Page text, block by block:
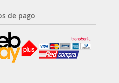
de pago